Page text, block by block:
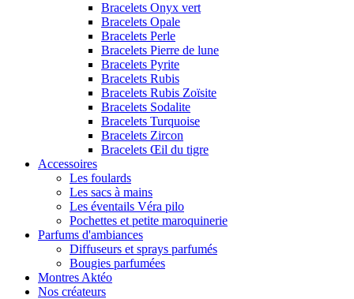
Bracelets Onyx vert
Bracelets Opale
Bracelets Perle
Bracelets Pierre de lune
Bracelets Pyrite
Bracelets Rubis
Bracelets Rubis Zoïsite
Bracelets Sodalite
Bracelets Turquoise
Bracelets Zircon
Bracelets Œil du tigre
Accessoires
Les foulards
Les sacs à mains
Les éventails Véra pilo
Pochettes et petite maroquinerie
Parfums d'ambiances
Diffuseurs et sprays parfumés
Bougies parfumées
Montres Aktéo
Nos créateurs